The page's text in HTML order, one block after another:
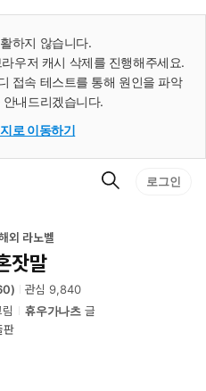
하지 않습니다.
우저 캐시 삭제를 진행해주세요.
접속 테스트를 통해 원인을 파악
내드리겠습니다.
로 이동하기
검
로그인
외 라노벨
잣말
) 관심 9,840
휴우가나츠 글